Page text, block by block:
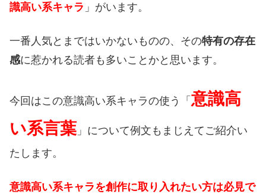
識高い系キャラ 」がいます。
一番人気とまではいかないものの、その特有の存在
感に惹かれる読者も多いことかと思います。
今回はこの意識高い系キャラの使う「 意識高
い系言葉 」について例文もまじえてご紹介い
たします。
意識高い系キャラを創作に取り入れたい方は必見で